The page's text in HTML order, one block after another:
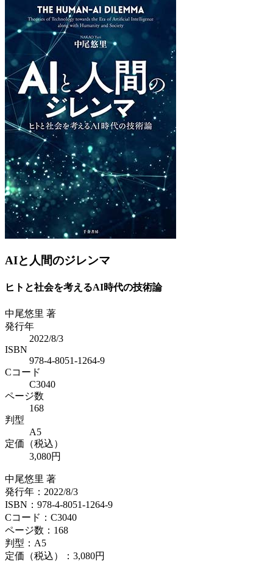
AIと人間のジレンマ
ヒトと社会を考えるAI時代の技術論
中尾悠里 著
発行年
2022/8/3
ISBN
978-4-8051-1264-9
Cコード
C3040
ページ数
168
判型
A5
定価（税込）
3,080円
中尾悠里 著
発行年：2022/8/3
ISBN：978-4-8051-1264-9
Cコード：C3040
ページ数：168
判型：A5
定価（税込）： 3,080円